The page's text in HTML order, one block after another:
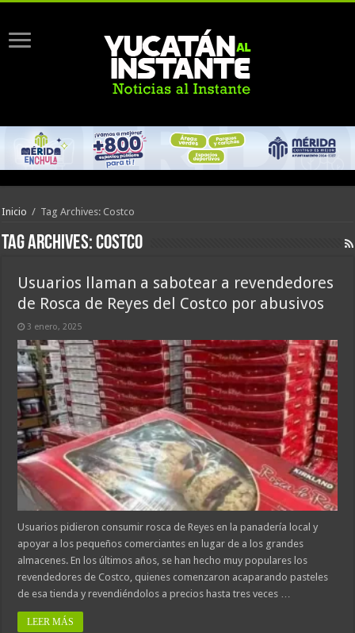
Inicio / Tag Archives: Costco
Tag Archives:Costco
Usuarios llaman a sabotear a revendedores
de Rosca de Reyes del Costco por abusivos
3 enero, 2025
Usuarios pidieron consumir rosca de Reyes en la panadería local y
apoyar a los pequeños comerciantes en lugar de a los grandes
almacenes. En los últimos años, se han hecho muy populares los
revendedores de Costco, quienes comenzaron acaparando pasteles
de esa tienda y revendiéndolos a precios hasta tres veces …
LEER MÁS